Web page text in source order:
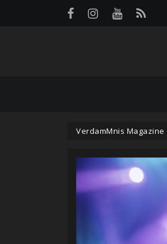
VerdamMnis Magazine
Panneau de gestion des cookies